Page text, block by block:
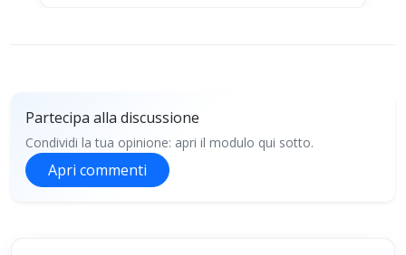
Partecipa alla discussione
Condividi la tua opinione: apri il modulo qui sotto.
Apri commenti